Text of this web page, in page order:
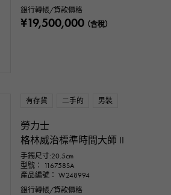
銀行轉帳/貸款價格
¥19,500,000（含稅）
有存貨 二手的 男裝
勞力士
格林威治標準時間大師 II
手鐲尺寸:20.5cm
型號： 116758SA
產品編號： W248994
銀行轉帳/貸款價格